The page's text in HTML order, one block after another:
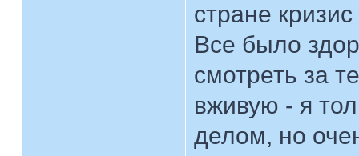
стране кризиc
Все было
смотреть за
вживую - я
делом, но